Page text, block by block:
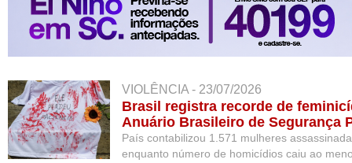
VIOLÊNCIA - 23/07/2026
Brasil registra recorde de
Anuário Brasileiro de Segurança
País contabilizou 1.571 mulheres
enquanto número de homicídios caiu ao